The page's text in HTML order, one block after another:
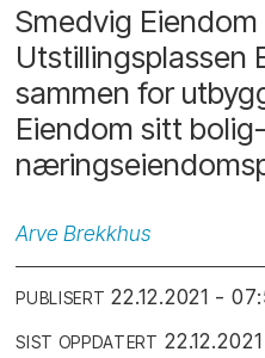
Smedvig
Utstillingsplassen
sammen for
Eiendom sitt
Arve Brekkhus
PUBLISERT 22.12.2021 -
SIST OPPDATERT